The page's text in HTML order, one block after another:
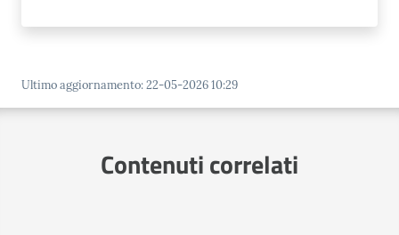
Ultimo aggiornamento:22-05-2026 10:29
Contenuti correlati